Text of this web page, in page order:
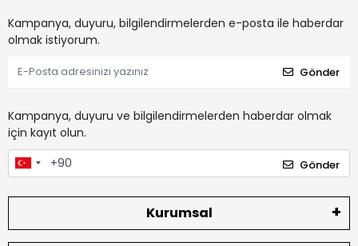
Kampanya, duyuru, bilgilendirmelerden e-posta ile haberdar
olmak istiyorum.
Gönder
Kampanya, duyuru ve bilgilendirmelerden haberdar olmak
için kayıt olun.
Gönder
Kurumsal